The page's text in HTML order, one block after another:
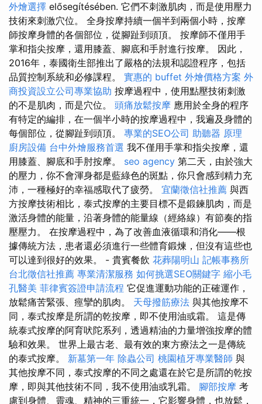
外燴選擇 elősegítésében. 它們不刺激肌肉，而是使用壓力
技術來刺激穴位。 全身按摩持續一個半到兩個小時，按摩
師按摩身體的各個部位，從腳趾到頭頂。 按摩師不僅用手
掌和指尖按摩，還用膝蓋、腳底和手肘進行按摩。 因此，
2016年，泰國衛生部推出了嚴格的法規和認證程序，包括
品質控制系統和必修課程。 實惠的 buffet 外燴價格方案 外
商投資設立公司專業協助 按摩過程中，使用點壓技術刺激
的不是肌肉，而是穴位。 頭痛放鬆按摩 應用於全身的程序
有特定的編排，在一個半小時​​的按摩過程中，我遍及身體的
每個部位，從腳趾到頭頂。 專業的SEO公司 助聽器 原理
廚房設備 台中外燴服務首選 我不僅用手掌和指尖按摩，還
用膝蓋、腳底和手肘按摩。 seo agency 第二天，由於強大
的壓力，你不會渾身都是藍綠色的斑點，你只會感到精力充
沛，一種極好的幸福感取代了疲勞。 宜蘭徵信社推薦 與西
方按摩技術相比，泰式按摩的主要目標不是鍛鍊肌肉，而是
激活身體的能量，沿著身體的能量線（經絡線）有節奏的指
壓壓力。 在按摩過程中，為了改善血液循環和消化——根
據傳統方法，患者還必須進行一些體育鍛煉，但沒有這些也
可以達到很好的效果。 - 貴賓餐飲 花葬陽明山 記帳事務所
台北徵信社推薦 專業清潔服務 如何挑選SEO關鍵字 縮小毛
孔醫美 菲律賓簽證申請流程 它促進運動功能的正確運作，
放鬆痛苦緊張、痙攣的肌肉。 天母撥筋療法 與其他按摩不
同，泰式按摩是所謂的乾按摩，即不使用油或霜。 這是傳
統泰式按摩的阿育吠陀系列，透過精油的力量增強按摩的體
驗和效果。 世界上最古老、最有效的東方療法之一是傳統
的泰式按摩。 新墓第一年 除蟲公司 桃園植牙專業醫師 與
其他按摩不同，泰式按摩的不同之處還在於它是所謂的乾按
摩，即與其他技術不同，我不使用油或乳霜。 腳部按摩 考
慮到身體、靈魂、精神的三重統一，它影響身體，也放鬆，